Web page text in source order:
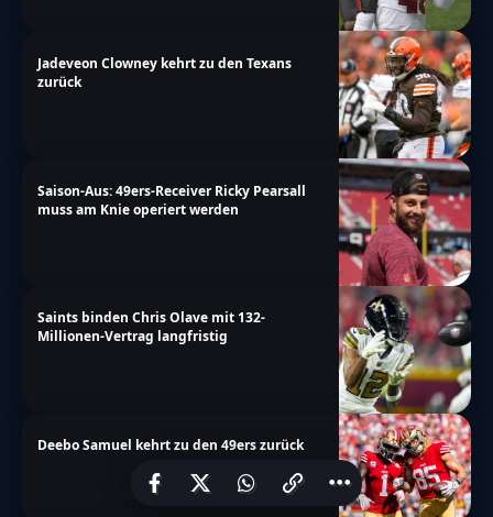
Jadeveon Clowney kehrt zu den Texans
zurück
Saison-Aus: 49ers-Receiver Ricky Pearsall
muss am Knie operiert werden
Saints binden Chris Olave mit 132-
Millionen-Vertrag langfristig
Deebo Samuel kehrt zu den 49ers zurück